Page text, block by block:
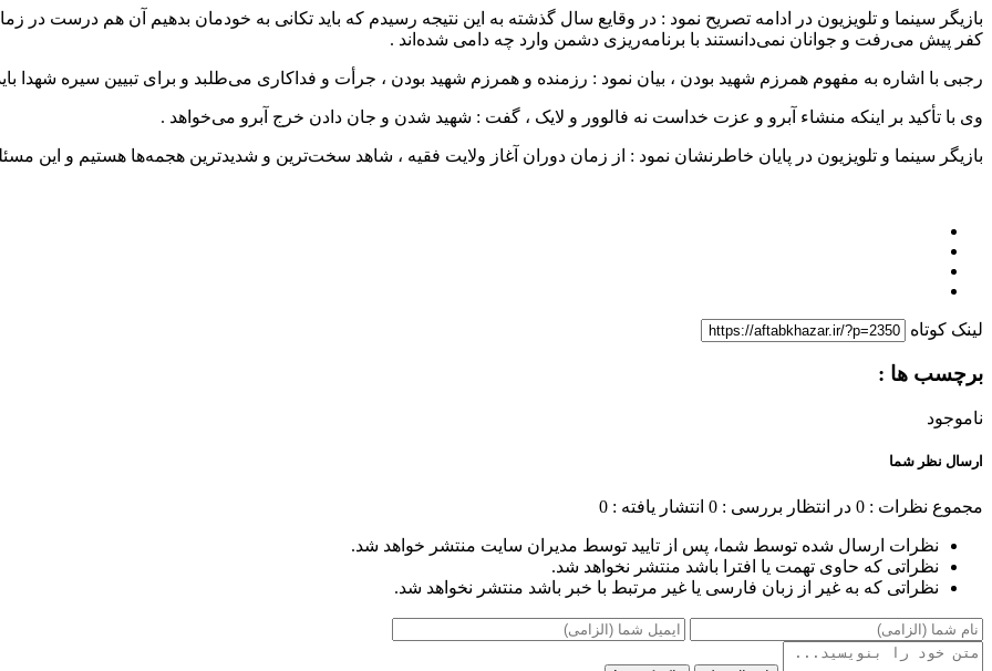
بازیگر سینما و تلویزیون در ادامه تصریح نمود : در وقایع سال گذشته به این نتیجه رسیدم که باید تکانی به خودمان بدهیم آن هم درست
کفر پیش می‌رفت و جوانان نمی‌دانستند با برنامه‌ریزی دشمن وارد چه دامی شده‌اند .
رجبی با اشاره به مفهوم همرزم شهید بودن ، بیان نمود : رزمنده و همرزم شهید بودن ، جرأت و فداکاری می‌طلبد و برای تبیین سیره شهدا
وی با تأکید بر اینکه منشاء آبرو و عزت خداست نه فالوور و لایک ، گفت : شهید شدن و جان ‌دادن خرج آبرو می‌خواهد .
بازیگر سینما و تلویزیون در پایان خاطرنشان نمود : از زمان دوران آغاز ولایت فقیه ، شاهد سخت‌ترین و شدیدترین هجمه‌ها هستیم و این
لینک کوتاه
برچسب ها :
ناموجود
ارسال نظر شما
مجموع نظرات : 0 در انتظار بررسی : 0 انتشار یافته : 0
نظرات ارسال شده توسط شما، پس از تایید توسط مدیران سایت منتشر خواهد شد.
نظراتی که حاوی تهمت یا افترا باشد منتشر نخواهد شد.
نظراتی که به غیر از زبان فارسی یا غیر مرتبط با خبر باشد منتشر نخواهد شد.